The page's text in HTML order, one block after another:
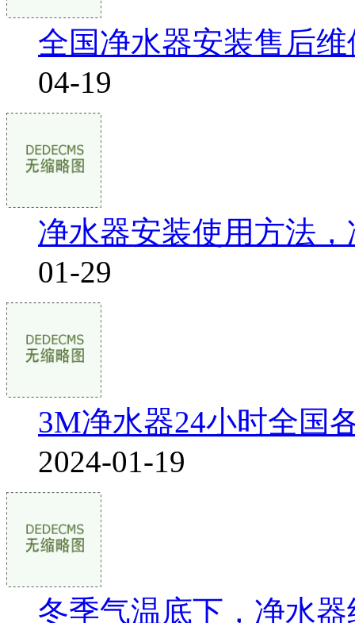
全国净水器安装售后
04-19
净水器安装使用方法
01-29
3M净水器24小时全国
2024-01-19
冬季气温底下，净水